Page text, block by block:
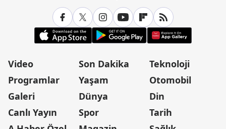
Video
Programlar
Galeri
Canlı Yayın
Son Dakika
Yaşam
Dünya
Spor
Teknoloji
Otomobil
Din
Tarih